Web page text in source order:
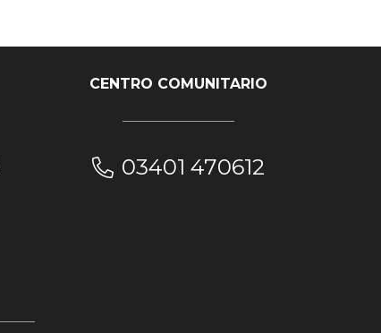
CENTRO COMUNITARIO
03401 470612